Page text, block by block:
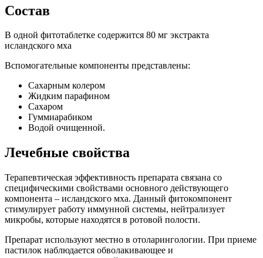
Состав
В одной фитотаблетке содержится 80 мг экстракта
исландского мха
Вспомогательные компоненты представлены:
Сахарным колером
Жидким парафином
Сахаром
Гуммиарабиком
Водой очищенной.
Лечебные свойства
Терапевтическая эффективность препарата связана со
специфическими свойствами основного действующего
компонента – исландского мха. Данный фитокомпонент
стимулирует работу иммунной системы, нейтрализует
микробы, которые находятся в ротовой полости.
Препарат используют местно в отоларингологии. При приеме
пастилок наблюдается обволакивающее и